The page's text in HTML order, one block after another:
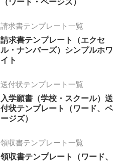
（ワード・ページズ）
請求書テンプレート一覧
請求書テンプレート（エクセ
ル・ナンバーズ）シンプルホワ
イト
送付状テンプレート一覧
入学願書（学校・スクール）送
付状テンプレート（ワード、ペ
ージズ）
領収書テンプレート一覧
領収書テンプレート（ワード、